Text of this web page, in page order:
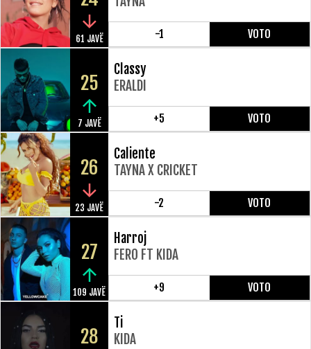
61 JAVË -1 VOTO
25
7 JAVË
Classy
ERALDI
+5 VOTO
26
23 JAVË
Caliente
TAYNA X CRICKET
-2 VOTO
27
109 JAVË
Harroj
FERO FT KIDA
+9 VOTO
28
Ti
KIDA